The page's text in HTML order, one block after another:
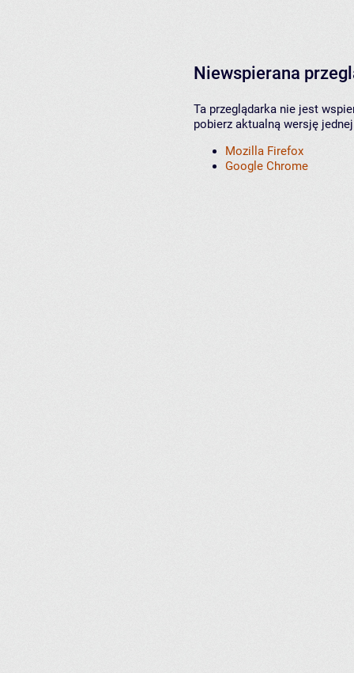
Niewspierana
Ta przeglądarka nie jest
pobierz aktualną wersję
Mozilla Firefox
Google Chrome